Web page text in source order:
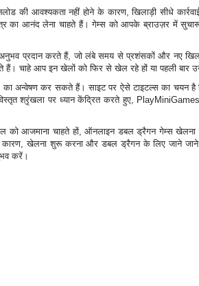
की आवश्यकता नहीं होने के कारण, खिलाड़ी सीधे
का आनंद लेना चाहते हैं। गेम्स को आपके ब्राउज़र में
प्रदान करते हैं, जो लंबे समय से प्रशंसकों और नए
हैं। चाहे आप इन खेलों को फिर से खेल रहे हों या पहली
का अन्वेषण कर सकते हैं। साइट पर ऐसे टाइटल्स का
श्रृंखला पर ध्यान केंद्रित करते हुए,
को आजमाना चाहते हों, ऑनलाइन डबल ड्रैगन गेम्स
कारण, खेलना शुरू करना और डबल ड्रैगन के लिए जाने
करें।